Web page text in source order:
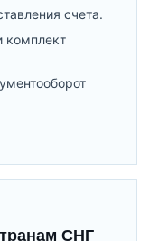
счета.
комплект
СНГ